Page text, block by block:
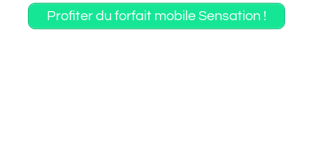
Profiter du forfait mobile Sensation !